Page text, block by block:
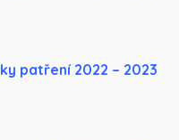
patření 2022 – 2023